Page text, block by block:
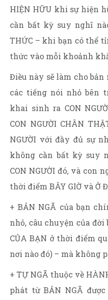
HIỆN HỮU khi sự hiện
cần bất kỳ suy nghĩ
THỨC – khi bạn có thể
thức vào mỗi khoảnh
Điều này sẽ làm cho
các tiếng nói nhỏ bên
khai sinh ra CON
CON NGƯỜI CHÂN
NGƯỜI với đầy đủ sự
không cần bất kỳ suy
CON NGƯỜI đó, và con
thời điểm BÂY GIỜ và Ở
+ BẢN NGÃ của bạn
nhỏ, câu chuyện của đời
CỦA BẠN ở thời điểm
nơi nào đó) – mà không
+ TỰ NGÃ thuộc về
phát từ BẢN NGÃ